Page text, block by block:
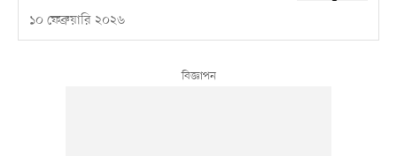
১০ ফেব্রুয়ারি ২০২৬